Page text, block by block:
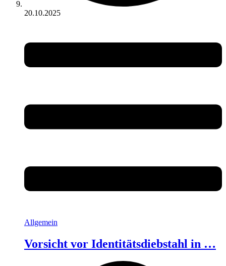
20.10.2025
Allgemein
Vorsicht vor Identitätsdiebstahl in …